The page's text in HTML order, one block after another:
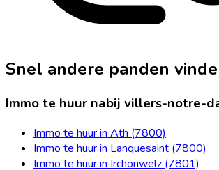
Snel andere panden
Immo te huur nabij villers-notre-
Immo te huur in Ath (7800)
Immo te huur in Lanquesaint (7800)
Immo te huur in Irchonwelz (7801)